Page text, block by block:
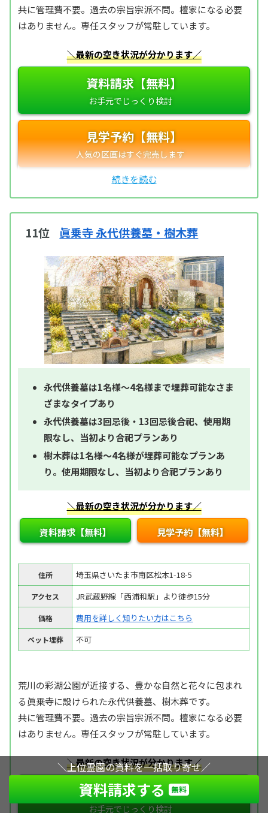
共に管理費不要。過去の宗旨宗派不問。檀家になる必要
はありません。専任スタッフが常駐しています。
＼最新の空き状況が分かります／
資料請求【無料】
見学予約【無料】
11位 眞乗寺 永代供養墓・樹木葬
永代供養墓は1名様～4名様まで埋葬可能なさま
ざまなタイプあり
永代供養墓は3回忌後・13回忌後合祀、使用期
限なし、当初より合祀プランあり
樹木葬は1名様～4名様が埋葬可能なプランあ
り。使用期限なし、当初より合祀プランあり
＼最新の空き状況が分かります／
資料請求【無料】 見学予約【無料】
住所 埼玉県さいたま市南区松本1-18-5
アクセス JR武蔵野線「西浦和駅」より徒歩15分
価格 費用を詳しく知りたい方はこちら
ペット埋葬 不可
荒川の彩湖公園が近接する、豊かな自然と花々に包まれ
る眞乗寺に設けられた永代供養墓、樹木葬です。
共に管理費不要。過去の宗旨宗派不問。檀家になる必要
はありません。専任スタッフが常駐しています。
＼最新の空き状況が分かります／
資料請求【無料】
＼上位霊園の資料を一括取り寄せ／
資料請求する 無料